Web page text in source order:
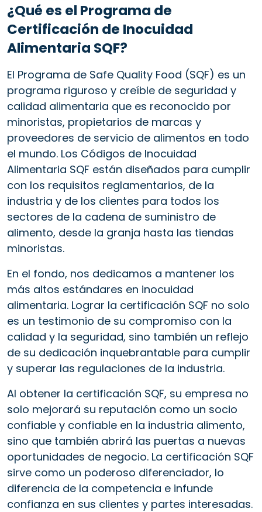
¿Qué es el Programa de
Certificación de Inocuidad
Alimentaria SQF?
El Programa de Safe Quality Food (SQF) es un
programa riguroso y creíble de seguridad y
calidad alimentaria que es reconocido por
minoristas, propietarios de marcas y
proveedores de servicio de alimentos en todo
el mundo. Los Códigos de Inocuidad
Alimentaria SQF están diseñados para cumplir
con los requisitos reglamentarios, de la
industria y de los clientes para todos los
sectores de la cadena de suministro de
alimento, desde la granja hasta las tiendas
minoristas.
En el fondo, nos dedicamos a mantener los
más altos estándares en inocuidad
alimentaria. Lograr la certificación SQF no solo
es un testimonio de su compromiso con la
calidad y la seguridad, sino también un reflejo
de su dedicación inquebrantable para cumplir
y superar las regulaciones de la industria.
Al obtener la certificación SQF, su empresa no
solo mejorará su reputación como un socio
confiable y confiable en la industria alimento,
sino que también abrirá las puertas a nuevas
oportunidades de negocio. La certificación SQF
sirve como un poderoso diferenciador, lo
diferencia de la competencia e infunde
confianza en sus clientes y partes interesadas.